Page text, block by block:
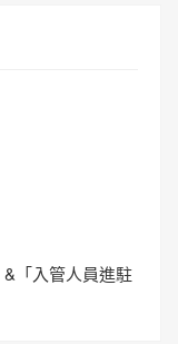
&「入管人員進駐